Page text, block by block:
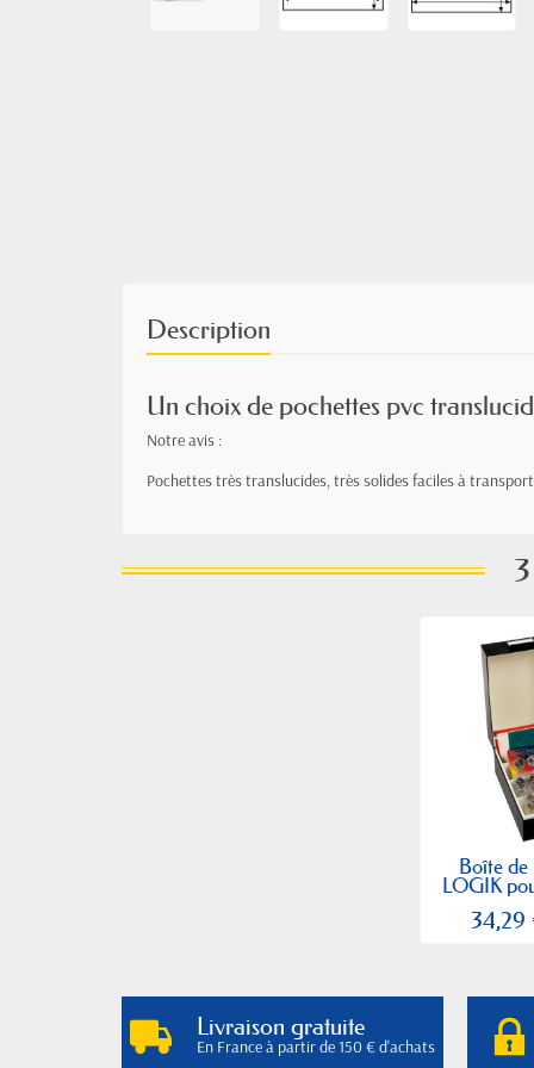
Description
Un choix de pochettes pvc
Notre avis :
Pochettes très translucides, très solides faciles à
Boîte de
LOGIK
34,29
Livraison gratuite
En France à partir de 150 € d'achats